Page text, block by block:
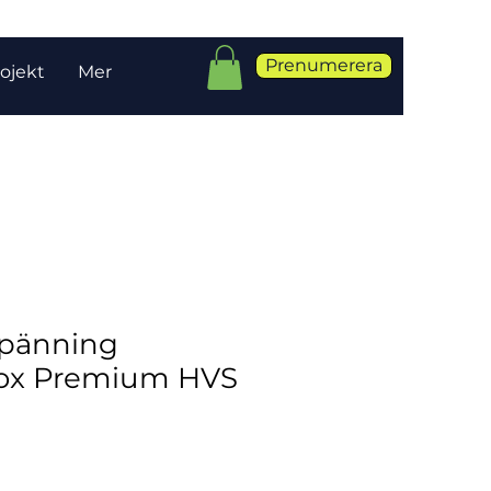
Mer Prenumerera
Premium HVS